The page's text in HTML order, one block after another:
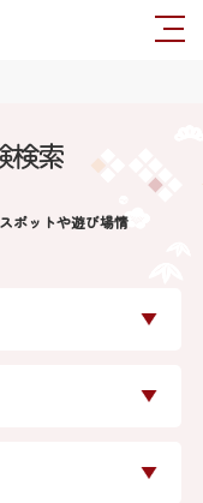
検索
ポットや遊び場情